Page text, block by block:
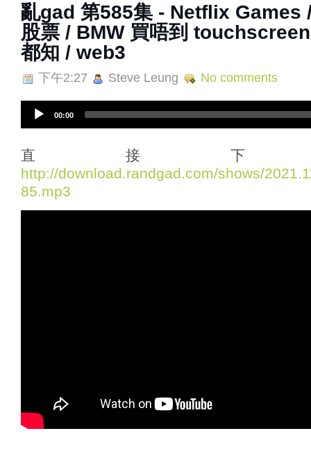
亂‌‌‌gad‌‌‌ ‌‌‌‌‌第‌‌‌585集 - Netflix Games
股票 / BMW 買唔到
都知 / web3
下午2:27 Steve Leung No comments
i
o
P
l
00:00
直接
http://download.randgad.com/shows/
85.mp3